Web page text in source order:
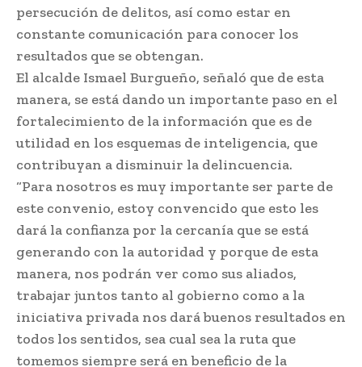
persecución de delitos, así como estar en
constante comunicación para conocer los
resultados que se obtengan.
El alcalde Ismael Burgueño, señaló que de esta
manera, se está dando un importante paso en el
fortalecimiento de la información que es de
utilidad en los esquemas de inteligencia, que
contribuyan a disminuir la delincuencia.
“Para nosotros es muy importante ser parte de
este convenio, estoy convencido que esto les
dará la confianza por la cercanía que se está
generando con la autoridad y porque de esta
manera, nos podrán ver como sus aliados,
trabajar juntos tanto al gobierno como a la
iniciativa privada nos dará buenos resultados en
todos los sentidos, sea cual sea la ruta que
tomemos siempre será en beneficio de la